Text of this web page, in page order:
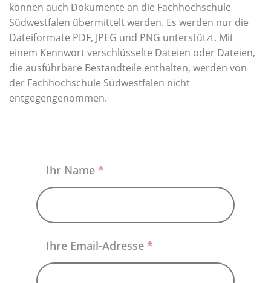
können auch Dokumente an die Fachhochschule
Südwestfalen übermittelt werden. Es werden nur die
Dateiformate PDF, JPEG und PNG unterstützt. Mit
einem Kennwort verschlüsselte Dateien oder Dateien,
die ausführbare Bestandteile enthalten, werden von
der Fachhochschule Südwestfalen nicht
entgegengenommen.